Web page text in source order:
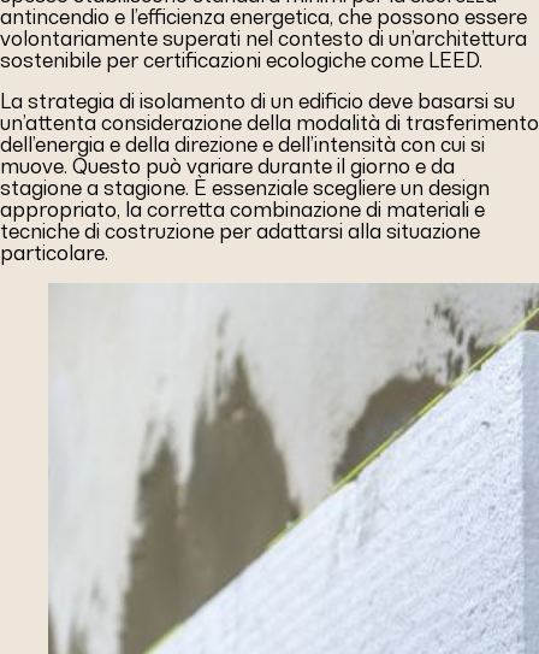
antincendio e l’efficienza energetica, che possono essere
volontariamente superati nel contesto di un’architettura
sostenibile per certificazioni ecologiche come LEED.
La strategia di isolamento di un edificio deve basarsi su
un’attenta considerazione della modalità di trasferimento
dell’energia e della direzione e dell’intensità con cui si
muove. Questo può variare durante il giorno e da
stagione a stagione. È essenziale scegliere un design
appropriato, la corretta combinazione di materiali e
tecniche di costruzione per adattarsi alla situazione
particolare.